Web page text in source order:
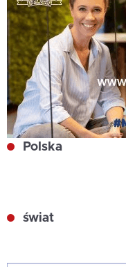
Polska
świat